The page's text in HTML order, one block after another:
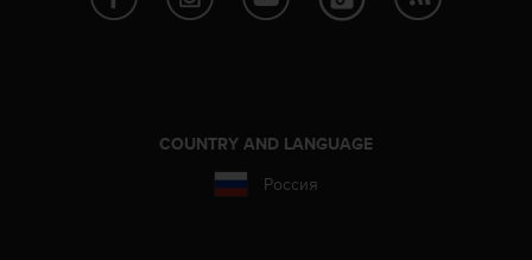
COUNTRY AND LANGUAGE
Россия